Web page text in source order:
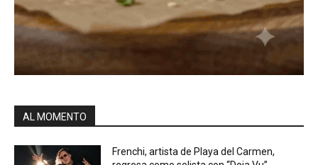
AL MOMENTO
Frenchi, artista de Playa del Carmen,